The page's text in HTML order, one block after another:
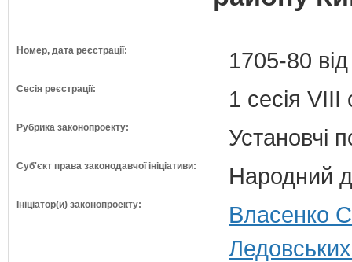
Номер, дата реєстрації: 1705-80
Сесія реєстрації: 1 сесія VIII
Рубрика законопроекту: Установчі
Суб'єкт права законодавчої ініціативи: Народний
Ініціатор(и) законопроекту:
Власенко